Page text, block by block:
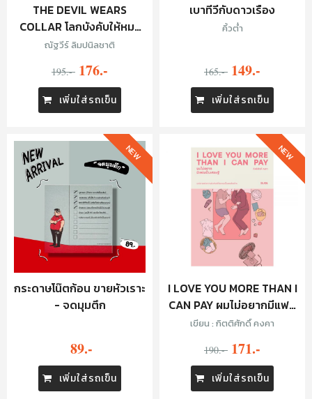
THE DEVIL WEARS
COLLAR โลกบังคับให้หมา
ร้าย
ณัฐวีร์ ลิมปนิลชาติ
195.- 176.-
เพิ่มใส่รถเข็น
เบาทีวีกับดาวเรือง
คิ้วต่ำ
165.- 149.-
เพิ่มใส่รถเข็น
กระดาษโน๊ตก้อน ขายหัวเราะ
- จดมุมตึก
89.-
เพิ่มใส่รถเข็น
NEW
I LOVE YOU MORE THAN I
CAN PAY ผมไม่อยากมีแฟน
เป็นเศรษฐี
เขียน : กิตติศักดิ์ คงคา
190.- 171.-
เพิ่มใส่รถเข็น
NEW